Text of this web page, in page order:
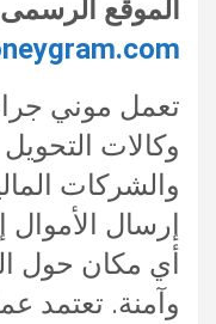
الموقع
تعمل موني
وكالات
والشركات
إرسال
أي مكان حول
وآمنة. تعتمد